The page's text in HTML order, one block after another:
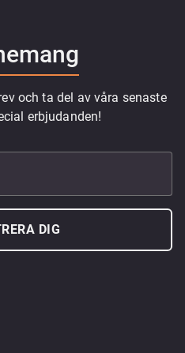
och ta del av våra senaste
erbjudanden!
DIG